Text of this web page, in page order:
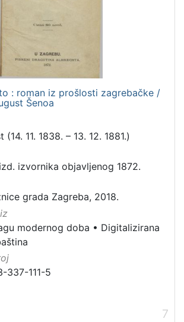
: roman iz prošlosti zagrebačke /
Šenoa
(14. 11. 1838. – 13. 12. 1881.)
izvornika objavljenog 1872.
grada Zagreba, 2018.
modernog doba • Digitalizirana
337-111-5
7